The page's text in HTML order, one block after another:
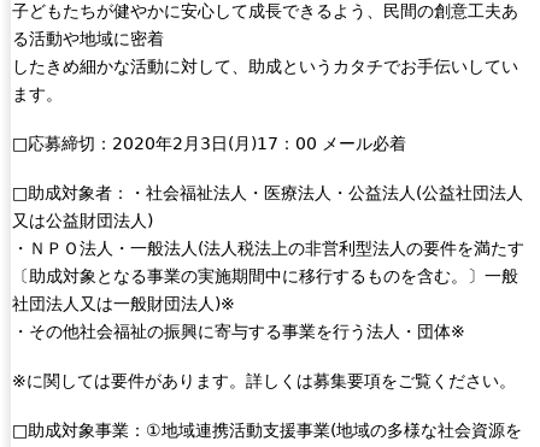
子どもたちが健やかに安心して成長できるよう、民間の創意工夫あ
る活動や地域に密着
したきめ細かな活動に対して、助成というカタチでお手伝いしてい
ます。
□応募締切：2020年2月3日(月)17：00 メール必着
□助成対象者：・社会福祉法人・医療法人・公益法人(公益社団法人
又は公益財団法人)
・ＮＰＯ法人・一般法人(法人税法上の非営利型法人の要件を満たす
〔助成対象となる事業の実施期間中に移行するものを含む。〕一般
社団法人又は一般財団法人)※
・その他社会福祉の振興に寄与する事業を行う法人・団体※
※に関しては要件があります。詳しくは募集要項をご覧ください。
□助成対象事業：①地域連携活動支援事業(地域の多様な社会資源を